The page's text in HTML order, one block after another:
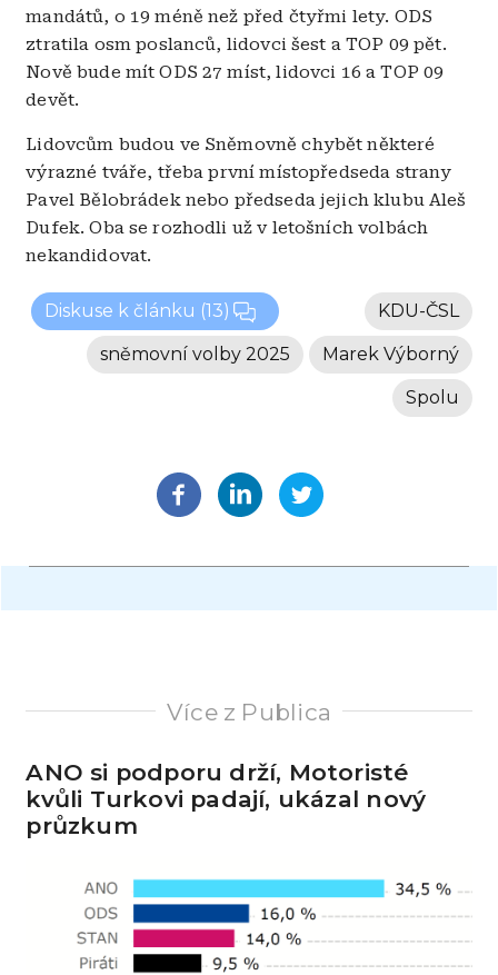
mandátů, o 19 méně než před čtyřmi lety. ODS
ztratila osm poslanců, lidovci šest a TOP 09 pět.
Nově bude mít ODS 27 míst, lidovci 16 a TOP 09
devět.
Lidovcům budou ve Sněmovně chybět některé
výrazné tváře, třeba první místopředseda strany
Pavel Bělobrádek nebo předseda jejich klubu Aleš
Dufek. Oba se rozhodli už v letošních volbách
nekandidovat.
Diskuse k článku (13) KDU-ČSL
Marek Výborný
sněmovní volby 2025
Spolu
Více z Publica
ANO si podporu drží, Motoristé
kvůli Turkovi padají, ukázal nový
průzkum